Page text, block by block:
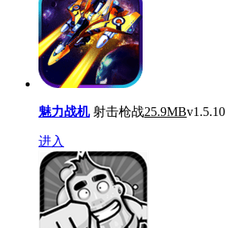
魅力战机 射击枪战25.9MBv1.5.10
进入